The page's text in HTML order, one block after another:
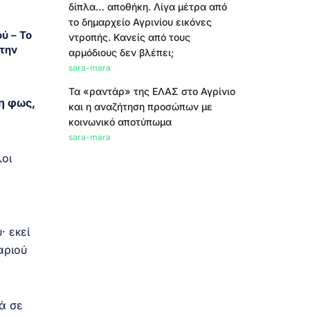
– Το
φως,
εκεί
σε
δίπλα… αποθήκη. Λίγα μέτρα από
το δημαρχείο Αγρινίου εικόνες
ντροπής. Κανείς από τους
αρμόδιους δεν βλέπει;
sara-mara
Τα «ραντάρ» της ΕΛΑΣ στο Αγρίνιο
και η αναζήτηση προσώπων με
κοινωνικό αποτύπωμα
sara-mara